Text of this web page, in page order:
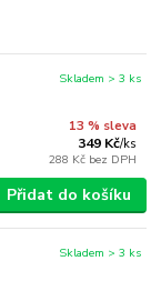
13 % sleva
349 Kč/ks
288 Kč bez DPH
Skladem > 3 ks
Přidat do košíku
Skladem > 3 ks